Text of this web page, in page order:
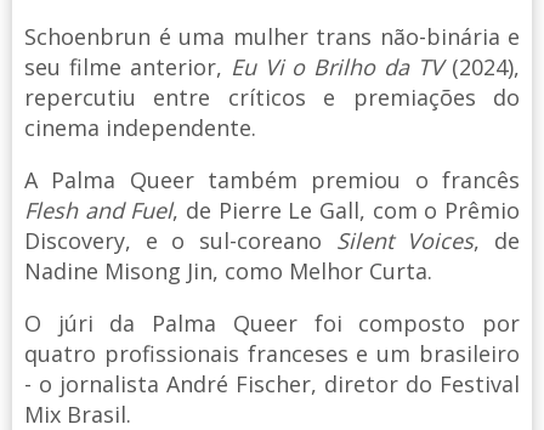
Schoenbrun é uma mulher trans não-binária e
seu filme anterior, Eu Vi o Brilho da TV(2024),
repercutiu entre críticos e premiações do
cinema independente.
A Palma Queer também premiou o francês
Flesh and Fuel, de Pierre Le Gall, com o Prêmio
Discovery, e o sul-coreano Silent Voices, de
Nadine Misong Jin, como Melhor Curta.
O júri da Palma Queer foi composto por
quatro profissionais franceses e um brasileiro
- o jornalista André Fischer, diretor do Festival
Mix Brasil.